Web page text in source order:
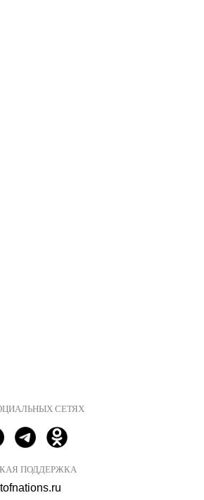
СЕТЯХ
ПОДДЕРЖКА